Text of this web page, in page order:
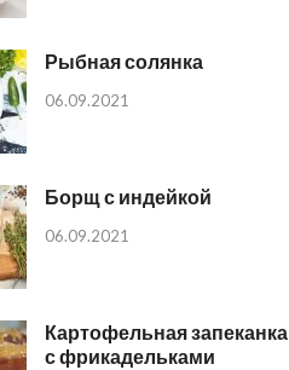
Рыбная солянка
06.09.2021
Борщ с индейкой
06.09.2021
Картофельная запеканка
с фрикадельками